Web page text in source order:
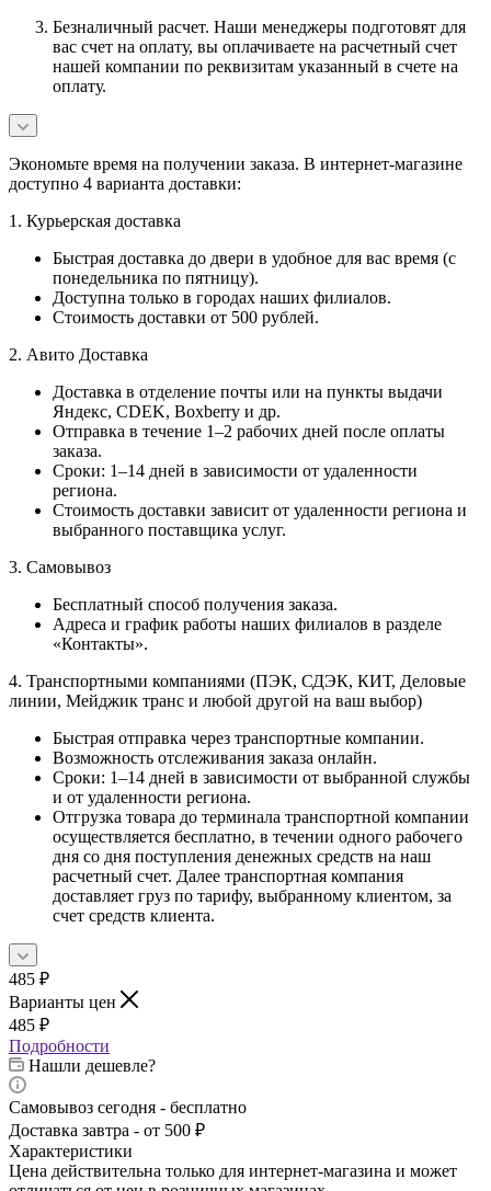
Безналичный расчет. Наши менеджеры подготовят для
вас счет на оплату, вы оплачиваете на расчетный счет
нашей компании по реквизитам указанный в счете на
оплату.
Экономьте время на получении заказа. В интернет-магазине
доступно 4 варианта доставки:
1. Курьерская доставка
Быстрая доставка до двери в удобное для вас время (с
понедельника по пятницу).
Доступна только в городах наших филиалов.
Стоимость доставки от 500 рублей.
2. Авито Доставка
Доставка в отделение почты или на пункты выдачи
Яндекс, CDEK, Boxberry и др.
Отправка в течение 1–2 рабочих дней после оплаты
заказа.
Сроки: 1–14 дней в зависимости от удаленности
региона.
Стоимость доставки зависит от удаленности региона и
выбранного поставщика услуг.
3. Самовывоз
Бесплатный способ получения заказа.
Адреса и график работы наших филиалов в разделе
«Контакты».
4. Транспортными компаниями (ПЭК, СДЭК, КИТ, Деловые
линии, Мейджик транс и любой другой на ваш выбор)
Быстрая отправка через транспортные компании.
Возможность отслеживания заказа онлайн.
Сроки: 1–14 дней в зависимости от выбранной службы
и от удаленности региона.
Отгрузка товара до терминала транспортной компании
осуществляется бесплатно, в течении одного рабочего
дня со дня поступления денежных средств на наш
расчетный счет. Далее транспортная компания
доставляет груз по тарифу, выбранному клиентом, за
счет средств клиента.
485 ₽
Варианты цен
485 ₽
Подробности
Нашли дешевле?
Самовывоз сегодня - бесплатно
Доставка завтра - от 500 ₽
Характеристики
Цена действительна только для интернет-магазина и может